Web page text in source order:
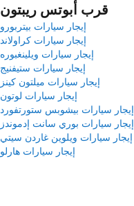
قرب أبوتس ريبتون
إيجار سيارات بيتربورو
إيجار سيارات كراولاند
إيجار سيارات ويلينغبوره
إيجار سيارات ستيفنيج
إيجار سيارات ميلتون كينز
إيجار سيارات لوتون
إيجار سيارات بيشوبس ستورتفورد
إيجار سيارات بوري سانت إدموندز
إيجار سيارات ويلوين غاردن سيتي
إيجار سيارات هارلو